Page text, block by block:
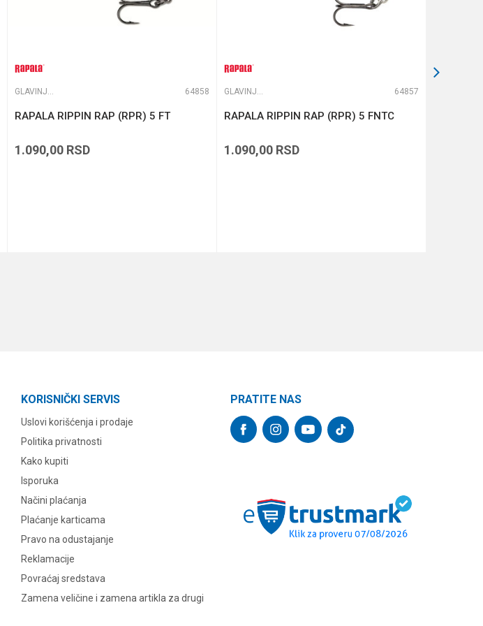
GLAVINJARE 64858
RAPALA RIPPIN RAP (RPR) 5 FT
1.090,00 RSD
GLAVINJARE 64857
RAPALA RIPPIN RAP (RPR) 5 FNTC
1.090,00 RSD
KORISNIČKI SERVIS
Uslovi korišćenja i prodaje
Politika privatnosti
Kako kupiti
Isporuka
Načini plaćanja
Plaćanje karticama
Pravo na odustajanje
Reklamacije
Povraćaj sredstava
Zamena veličine i zamena artikla za drugi
PRATITE NAS